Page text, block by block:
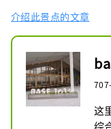
介绍此景点的文章
这
综